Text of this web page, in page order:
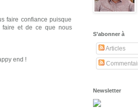
faire confiance puisque
faire et de ce que nous
end !
S’abonner à
Articles
Newsletter